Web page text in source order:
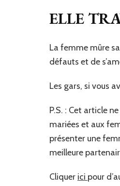
ELLE
La femme mûre
défauts et de
Les gars, si vous
P.S. : Cet article
mariées et aux
présenter une
meilleure
Cliquer ici pour